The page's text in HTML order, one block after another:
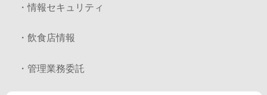
・情報セキュリティ
・飲食店情報
・管理業務委託